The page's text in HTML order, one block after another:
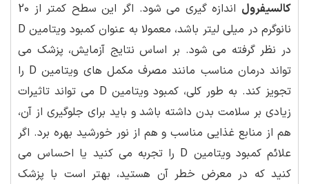
کالسیفرول
اندازه گیری می شود. اگر این سطح کمتر از 20
نانوگرم در میلی لیتر باشد، معمولا به عنوان کمبود ویتامین D
در نظر گرفته می شود. بر اساس نتایج آزمایش، پزشک می
تواند درمان مناسب مانند مصرف مکمل های ویتامین D را
تجویز کند. به طور کلی، کمبود ویتامین D می تواند تاثیرات
زیادی بر سلامت بدن داشته باشد و باید برای جلوگیری از آن،
هم از منابع غذایی مناسب و هم از نور خورشید بهره برد. اگر
علائم کمبود ویتامین D را تجربه می کنید یا احساس می
کنید که در معرض خطر آن هستید، بهتر است با پزشک